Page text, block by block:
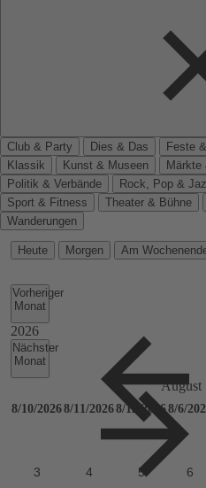
Club & Party Dies & Das Feste
Klassik
Kunst & Museen Märkte
Politik & Verbände
Rock, Pop &
Sport & Fitness
Theater & Bühne
Wanderungen
Heute Morgen Am
Vorheriger
Monat
Nächster
Monat